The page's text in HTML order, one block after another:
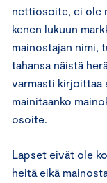
nettiosoite, ei ole
kenen lukuun
mainostajan nimi,
tahansa näistä
varmasti kirjoittaa
mainitaanko
osoite.
Lapset eivät ole
heitä eikä